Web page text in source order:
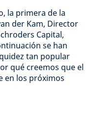
la primera de la
der Kam, Director
Capital,
se han
tan popular
qué creemos que el
en los próximos